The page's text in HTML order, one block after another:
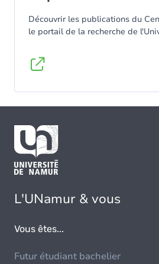
Découvrir les publications du
le portail de la recherche de
L'UNamur & vous
Vous êtes...
Futur étudiant bachelier